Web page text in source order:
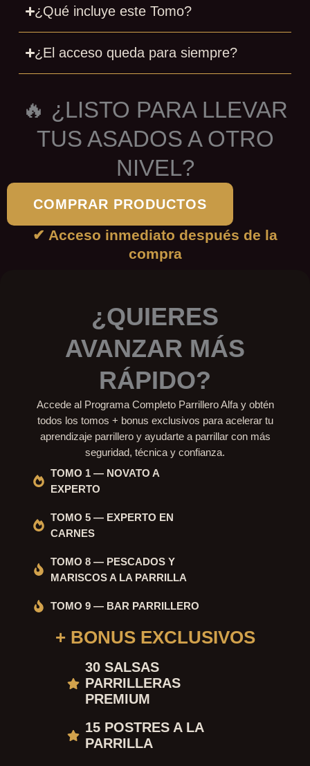
¿Qué incluye este Tomo?
¿El acceso queda para siempre?
🔥 ¿LISTO PARA LLEVAR
TUS ASADOS A OTRO
NIVEL?
COMPRAR PRODUCTOS
✔ Acceso inmediato después de la
compra
¿QUIERES
AVANZAR MÁS
RÁPIDO?
Accede al Programa Completo Parrillero Alfa y obtén
todos los tomos + bonus exclusivos para acelerar tu
aprendizaje parrillero y ayudarte a parrillar con más
seguridad, técnica y confianza.
TOMO 1 — NOVATO A
EXPERTO
TOMO 5 — EXPERTO EN
CARNES
TOMO 8 — PESCADOS Y
MARISCOS A LA PARRILLA
TOMO 9 — BAR PARRILLERO
+ BONUS EXCLUSIVOS
30 SALSAS
PARRILLERAS
PREMIUM
15 POSTRES A LA
PARRILLA